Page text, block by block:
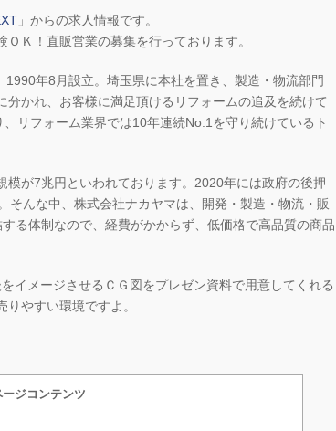
」からの求人情報です。
Ｋ！直販営業の募集を行っております。
年8月設立。埼玉県に本社を置き、製造・物流部門
かれ、お客様に満足頂けるリフォームの追及を続けて
リフォーム業界では10年連続No.1を守り続けているト
模が7兆円といわれております。2020年には政府の後押
そんな中、株式会社ナカヤマは、開発・製造・物流・販
る体制なので、経費がかからず、低価格で高品質の商品
イメージさせるＣＧ図をプレゼン資料で用意してくれる
やすい環境ですよ。
ージコンテンツ